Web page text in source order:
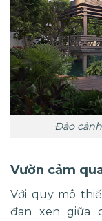
Đảo
Vườn cảm
Với quy mô
đan xen giữa